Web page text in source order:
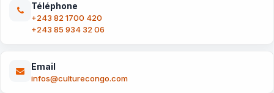
Téléphone
+243 82 1700 420
+243 85 934 32 06
Email
infos@culturecongo.com